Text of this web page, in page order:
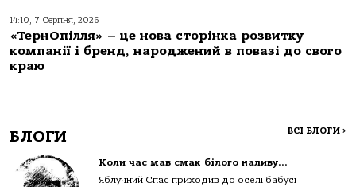
14:10, 7 Серпня, 2026
«ТернОпілля» – це нова сторінка розвитку
компанії і бренд, народжений в повазі до свого
краю
БЛОГИ ВСІ БЛОГИ >
Коли час мав смак білого наливу…
Яблучний Спас приходив до оселі бабусі